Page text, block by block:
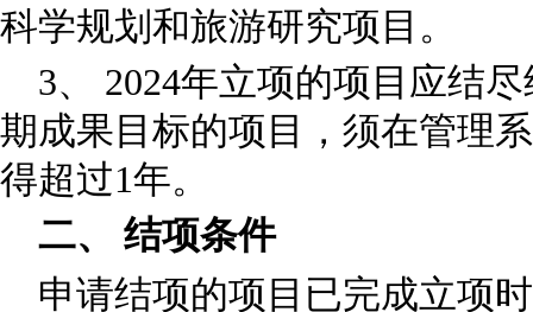
科学规划和旅游研究项目。
3、 2024年立项的项目应结
期成果目标的项目，须在管理
得超过1年。
二、 结项条件
申请结项的项目已完成立项